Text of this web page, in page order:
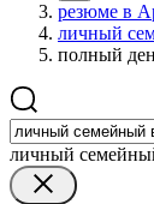
резюме в
личный
полный
личный